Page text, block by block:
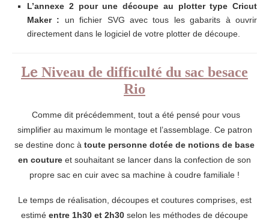
L’annexe 2 pour une découpe au plotter type Cricut
Maker : un fichier SVG avec tous les gabarits à ouvrir
directement dans le logiciel de votre plotter de découpe.
Le Niveau de difficulté du sac besace
Rio
Comme dit précédemment, tout a été pensé pour vous
simplifier au maximum le montage et l’assemblage. Ce patron
se destine donc à toute personne dotée de notions de base
en couture et souhaitant se lancer dans la confection de son
propre sac en cuir avec sa machine à coudre familiale !
Le temps de réalisation, découpes et coutures comprises, est
estimé entre 1h30 et 2h30 selon les méthodes de découpe